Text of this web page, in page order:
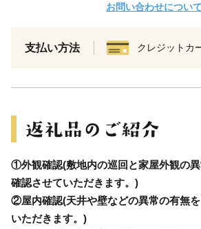
お問い合わせについて
支払い方法 クレジットカ
①外観確認(敷地内の巡回と家屋外観の
確認させていただきます。)
②屋内確認(天井や壁などの異常の有無
いただきます。)